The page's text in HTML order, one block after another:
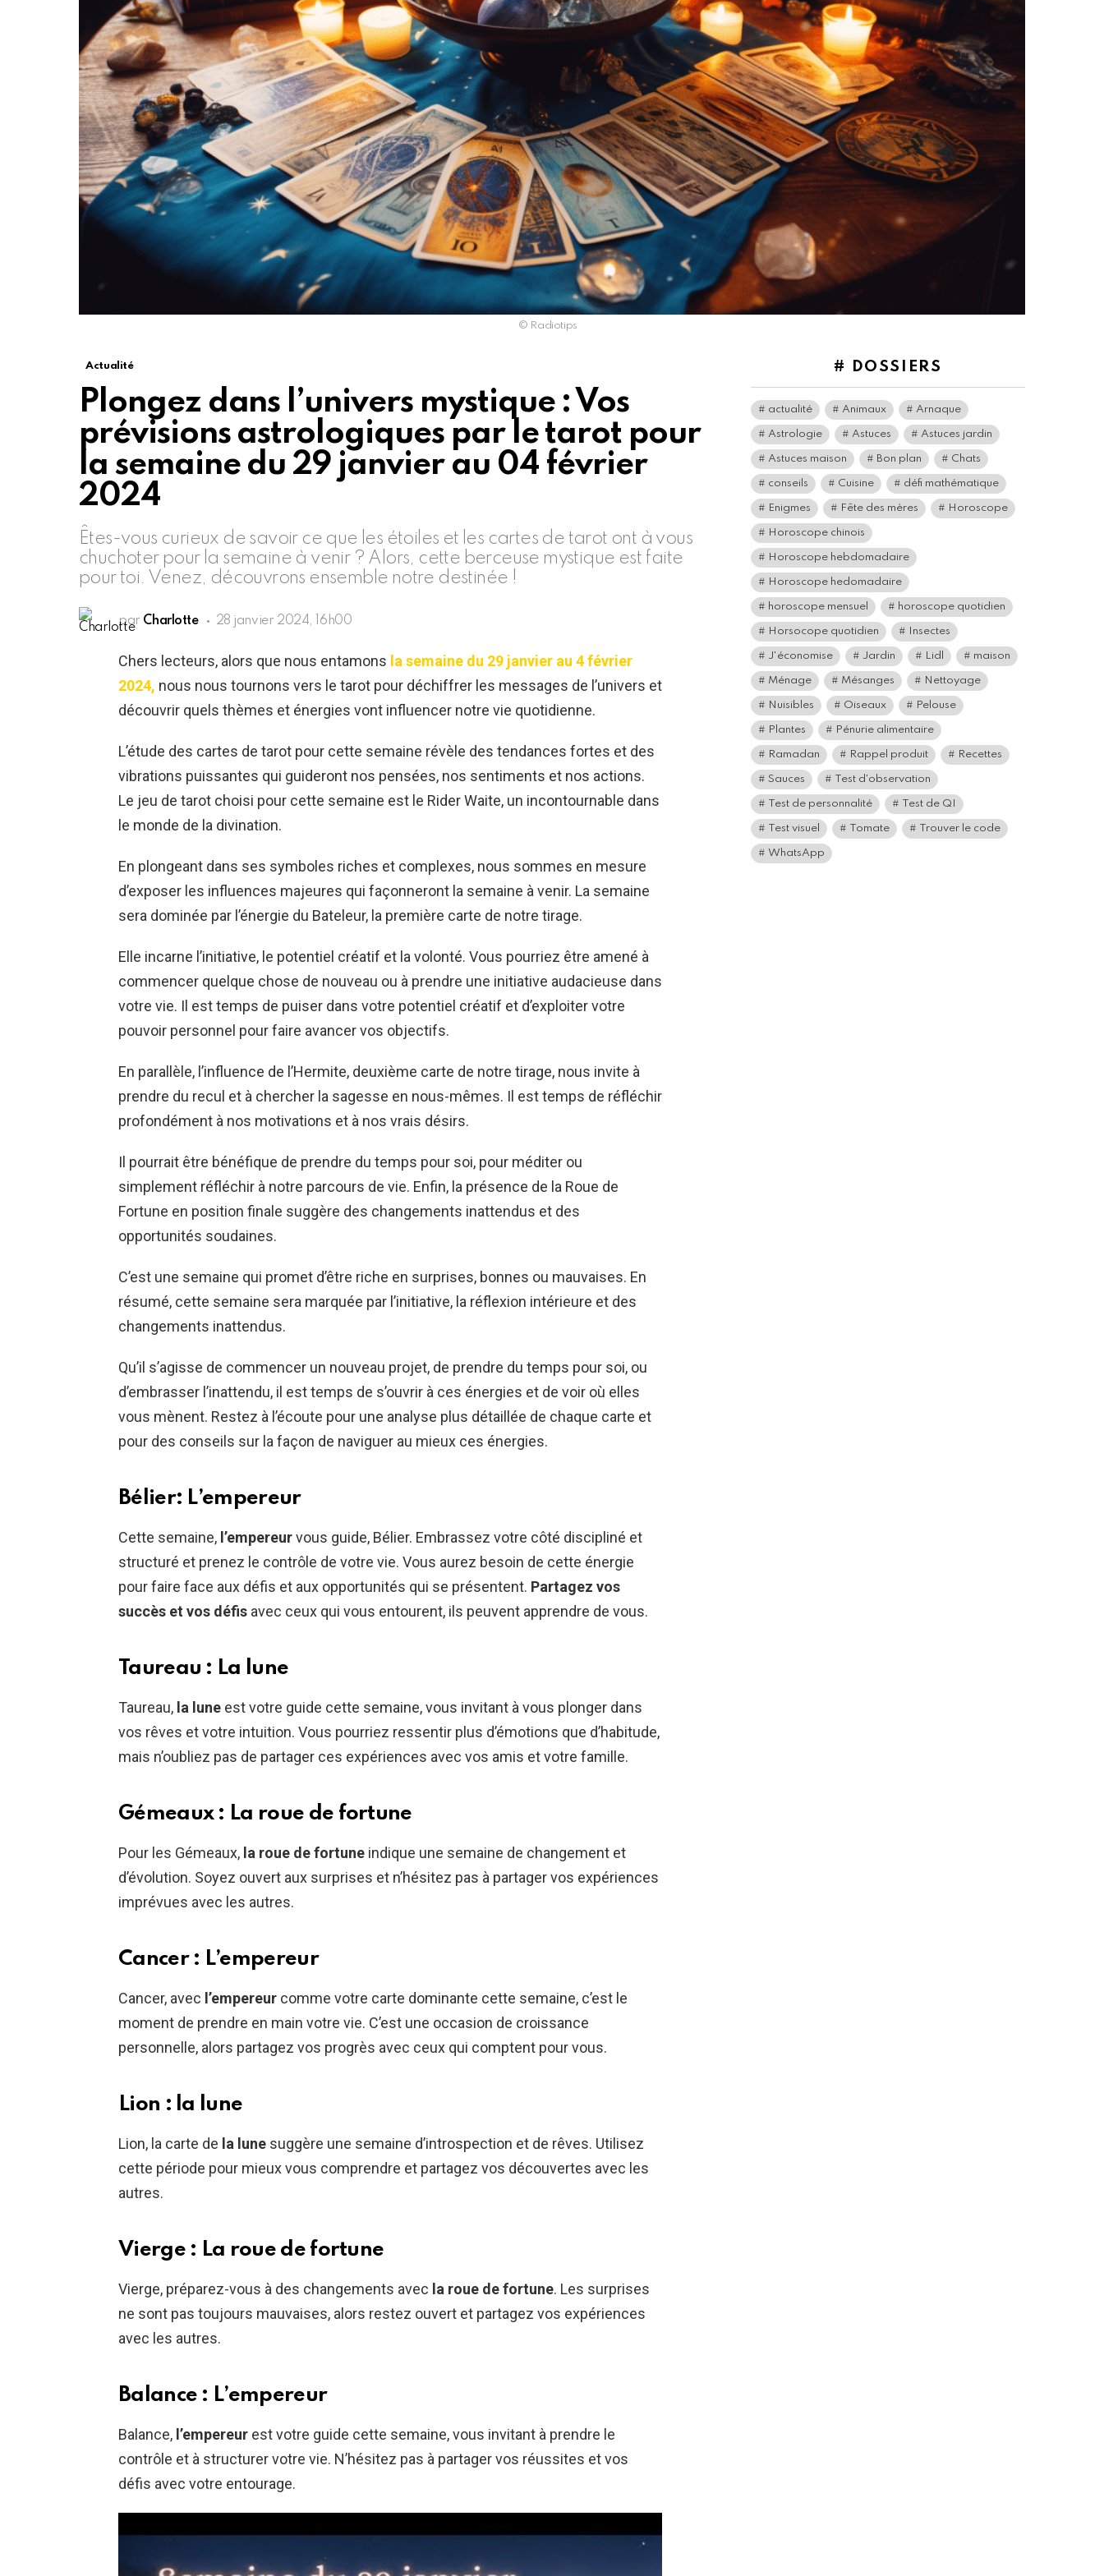
© Radiotips
Actualité
Plongez dans l’univers mystique : Vos
prévisions astrologiques par le tarot pour
la semaine du 29 janvier au 04 février
2024
Êtes-vous curieux de savoir ce que les étoiles et les cartes de tarot ont à vous
chuchoter pour la semaine à venir ? Alors, cette berceuse mystique est faite
pour toi. Venez, découvrons ensemble notre destinée !
par Charlotte 28 janvier 2024, 16h00
Chers lecteurs, alors que nous entamons la semaine du 29 janvier au 4 février
2024, nous nous tournons vers le tarot pour déchiffrer les messages de l’univers et
découvrir quels thèmes et énergies vont influencer notre vie quotidienne.
L’étude des cartes de tarot pour cette semaine révèle des tendances fortes et des
vibrations puissantes qui guideront nos pensées, nos sentiments et nos actions.
Le jeu de tarot choisi pour cette semaine est le Rider Waite, un incontournable dans
le monde de la divination.
En plongeant dans ses symboles riches et complexes, nous sommes en mesure
d’exposer les influences majeures qui façonneront la semaine à venir. La semaine
sera dominée par l’énergie du Bateleur, la première carte de notre tirage.
Elle incarne l’initiative, le potentiel créatif et la volonté. Vous pourriez être amené à
commencer quelque chose de nouveau ou à prendre une initiative audacieuse dans
votre vie. Il est temps de puiser dans votre potentiel créatif et d’exploiter votre
pouvoir personnel pour faire avancer vos objectifs.
En parallèle, l’influence de l’Hermite, deuxième carte de notre tirage, nous invite à
prendre du recul et à chercher la sagesse en nous-mêmes. Il est temps de réfléchir
profondément à nos motivations et à nos vrais désirs.
Il pourrait être bénéfique de prendre du temps pour soi, pour méditer ou
simplement réfléchir à notre parcours de vie. Enfin, la présence de la Roue de
Fortune en position finale suggère des changements inattendus et des
opportunités soudaines.
C’est une semaine qui promet d’être riche en surprises, bonnes ou mauvaises. En
résumé, cette semaine sera marquée par l’initiative, la réflexion intérieure et des
changements inattendus.
Qu’il s’agisse de commencer un nouveau projet, de prendre du temps pour soi, ou
d’embrasser l’inattendu, il est temps de s’ouvrir à ces énergies et de voir où elles
vous mènent. Restez à l’écoute pour une analyse plus détaillée de chaque carte et
pour des conseils sur la façon de naviguer au mieux ces énergies.
Bélier: L’empereur
Cette semaine, l’empereurvous guide, Bélier. Embrassez votre côté discipliné et
structuré et prenez le contrôle de votre vie. Vous aurez besoin de cette énergie
pour faire face aux défis et aux opportunités qui se présentent. Partagez vos
succès et vos défis avec ceux qui vous entourent, ils peuvent apprendre de vous.
Taureau : La lune
Taureau, la lune est votre guide cette semaine, vous invitant à vous plonger dans
vos rêves et votre intuition. Vous pourriez ressentir plus d’émotions que d’habitude,
mais n’oubliez pas de partager ces expériences avec vos amis et votre famille.
Gémeaux : La roue de fortune
Pour les Gémeaux, la roue de fortune indique une semaine de changement et
d’évolution. Soyez ouvert aux surprises et n’hésitez pas à partager vos expériences
imprévues avec les autres.
Cancer : L’empereur
Cancer, avec l’empereur comme votre carte dominante cette semaine, c’est le
moment de prendre en main votre vie. C’est une occasion de croissance
personnelle, alors partagez vos progrès avec ceux qui comptent pour vous.
Lion : la lune
Lion, la carte de la lune suggère une semaine d’introspection et de rêves. Utilisez
cette période pour mieux vous comprendre et partagez vos découvertes avec les
autres.
Vierge : La roue de fortune
Vierge, préparez-vous à des changements avec la roue de fortune. Les surprises
ne sont pas toujours mauvaises, alors restez ouvert et partagez vos expériences
avec les autres.
Balance : L’empereur
Balance, l’empereur est votre guide cette semaine, vous invitant à prendre le
contrôle et à structurer votre vie. N’hésitez pas à partager vos réussites et vos
défis avec votre entourage.
# DOSSIERS
actualité Animaux Arnaque
Astrologie Astuces Astuces jardin
Astuces maison Bon plan Chats
conseils Cuisine défi mathématique
Enigmes Fête des mères Horoscope
Horoscope chinois
Horoscope hebdomadaire
Horoscope hedomadaire
horoscope mensuel horoscope quotidien
Horsocope quotidien Insectes
J'économise Jardin Lidl maison
Ménage Mésanges Nettoyage
Nuisibles Oiseaux Pelouse
Plantes Pénurie alimentaire
Ramadan Rappel produit Recettes
Sauces Test d'observation
Test de personnalité Test de QI
Test visuel Tomate Trouver le code
WhatsApp